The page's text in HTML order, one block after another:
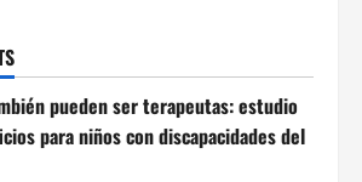
pueden ser terapeutas: estudio
para niños con discapacidades del